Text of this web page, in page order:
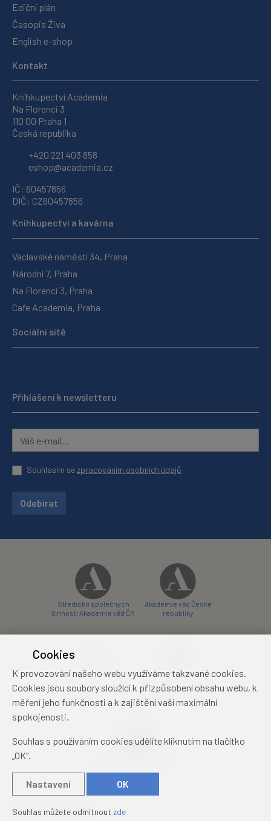
Ediční plán
Časopis Živa
English e-shop
Kontakt
Knihkupectví Academia
Na Florenci 3
110 00 Praha 1
Česká republika
+420 221 403 858
eshop@academia.cz
IČ: 60457856
DIČ: CZ60457856
Knihkupectví a kavárna
Václavské náměstí 34, Praha
Národní 7, Praha
Na Florenci 3, Praha
Cafe Academia, Praha
Sociální sítě
Přihlášení k newsletteru
Souhlasím sezpracováním osobních údajů
Odebírat
Středisko společných
činností Akademie věd ČR
Akademie věd České
republiky
konferenční centrum
Zámecký hotel Třešť
konferenční centrum
© 2019 – 2026Academia
Cookies
K provozování našeho webu využíváme takzvané cookies.
Cookies jsou soubory sloužící k přizpůsobení obsahu webu, k
měření jeho funkčnosti a k zajištění vaší maximální
spokojenosti.
Souhlas s používáním cookies udělíte kliknutím na tlačítko
„OK“.
Nastavení OK
Souhlas můžete odmítnout zde